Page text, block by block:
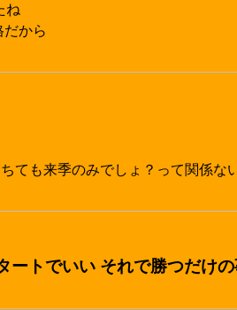
ね
から
ても来季のみでしょ？って関係な
ートでいい それで勝つだけ